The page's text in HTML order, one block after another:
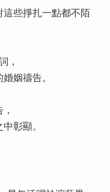
些掙扎一點都不陌
，
姻禱告。
彰顯。